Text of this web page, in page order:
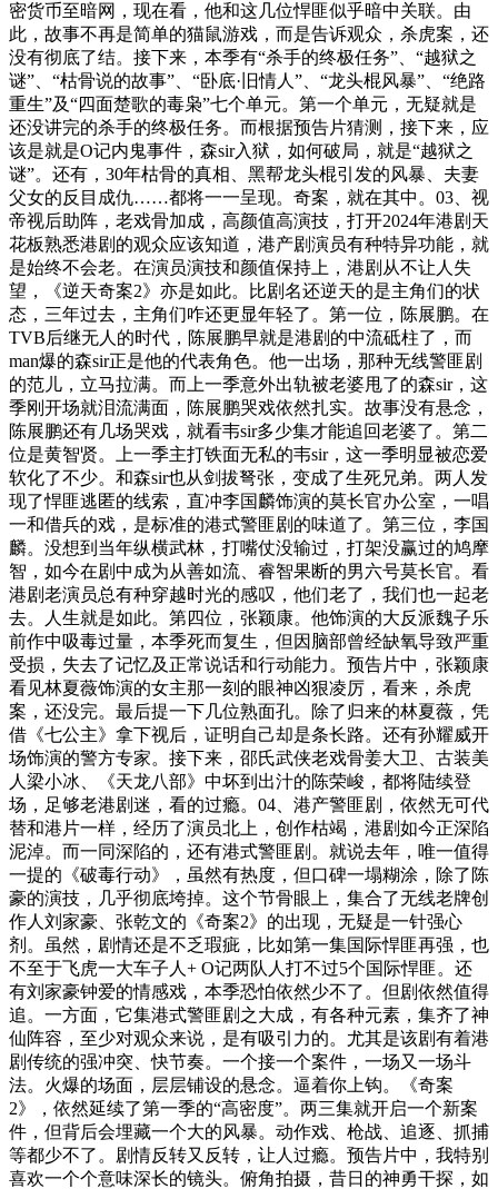
密货币至暗网，现在看，他和这几位悍匪似乎暗中关联。由
此，故事不再是简单的猫鼠游戏，而是告诉观众，杀虎案，还
没有彻底了结。接下来，本季有“杀手的终极任务”、“越狱之
谜”、“枯骨说的故事”、“卧底·旧情人”、“龙头棍风暴”、“绝路
重生”及“四面楚歌的毒枭”七个单元。第一个单元，无疑就是
还没讲完的杀手的终极任务。而根据预告片猜测，接下来，应
该是就是O记内鬼事件，森sir入狱，如何破局，就是“越狱之
谜”。还有，30年枯骨的真相、黑帮龙头棍引发的风暴、夫妻
父女的反目成仇……都将一一呈现。奇案，就在其中。03、视
帝视后助阵，老戏骨加成，高颜值高演技，打开2024年港剧天
花板熟悉港剧的观众应该知道，港产剧演员有种特异功能，就
是始终不会老。在演员演技和颜值保持上，港剧从不让人失
望，《逆天奇案2》亦是如此。比剧名还逆天的是主角们的状
态，三年过去，主角们咋还更显年轻了。第一位，陈展鹏。在
TVB后继无人的时代，陈展鹏早就是港剧的中流砥柱了，而
man爆的森sir正是他的代表角色。他一出场，那种无线警匪剧
的范儿，立马拉满。而上一季意外出轨被老婆甩了的森sir，这
季刚开场就泪流满面，陈展鹏哭戏依然扎实。故事没有悬念，
陈展鹏还有几场哭戏，就看韦sir多少集才能追回老婆了。第二
位是黄智贤。上一季主打铁面无私的韦sir，这一季明显被恋爱
软化了不少。和森sir也从剑拔弩张，变成了生死兄弟。两人发
现了悍匪逃匿的线索，直冲李国麟饰演的莫长官办公室，一唱
一和借兵的戏，是标准的港式警匪剧的味道了。第三位，李国
麟。没想到当年纵横武林，打嘴仗没输过，打架没赢过的鸠摩
智，如今在剧中成为从善如流、睿智果断的男六号莫长官。看
港剧老演员总有种穿越时光的感叹，他们老了，我们也一起老
去。人生就是如此。第四位，张颖康。他饰演的大反派魏子乐
前作中吸毒过量，本季死而复生，但因脑部曾经缺氧导致严重
受损，失去了记忆及正常说话和行动能力。预告片中，张颖康
看见林夏薇饰演的女主那一刻的眼神凶狠凌厉，看来，杀虎
案，还没完。最后提一下几位熟面孔。除了归来的林夏薇，凭
借《七公主》拿下视后，证明自己却是条长路。还有孙耀威开
场饰演的警方专家。接下来，邵氏武侠老戏骨姜大卫、古装美
人梁小冰、《天龙八部》中坏到出汁的陈荣峻，都将陆续登
场，足够老港剧迷，看的过瘾。04、港产警匪剧，依然无可代
替和港片一样，经历了演员北上，创作枯竭，港剧如今正深陷
泥淖。而一同深陷的，还有港式警匪剧。就说去年，唯一值得
一提的《破毒行动》，虽然有热度，但口碑一塌糊涂，除了陈
豪的演技，几乎彻底垮掉。这个节骨眼上，集合了无线老牌创
作人刘家豪、张乾文的《奇案2》的出现，无疑是一针强心
剂。虽然，剧情还是不乏瑕疵，比如第一集国际悍匪再强，也
不至于飞虎一大车子人+ O记两队人打不过5个国际悍匪。还
有刘家豪钟爱的情感戏，本季恐怕依然少不了。但剧依然值得
追。一方面，它集港式警匪剧之大成，有各种元素，集齐了神
仙阵容，至少对观众来说，是有吸引力的。尤其是该剧有着港
剧传统的强冲突、快节奏。一个接一个案件，一场又一场斗
法。火爆的场面，层层铺设的悬念。逼着你上钩。《奇案
2》，依然延续了第一季的“高密度”。两三集就开启一个新案
件，但背后会埋藏一个大的风暴。动作戏、枪战、追逐、抓捕
等都少不了。剧情反转又反转，让人过瘾。预告片中，我特别
喜欢一个个意味深长的镜头。俯角拍摄，昔日的神勇干探，如